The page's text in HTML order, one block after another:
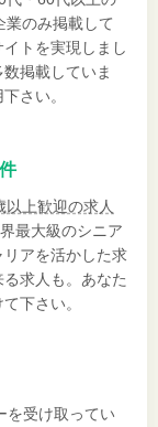
業のみ掲載して
トを実現しまし
数掲載していま
さい。
以上歓迎の求人
最大級のシニア
アを活かした求
求人も。あなた
下さい。
を受け取ってい